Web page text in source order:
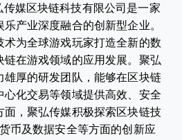
媒区块链科技有限公司是一家
产业深度融合的创新型企业。
为全球游戏玩家打造全新的数
在游戏领域的应用发展。聚弘
雄厚的研发团队，能够在区块链
化交易等领域提供高效、安全
面，聚弘传媒积极探索区块链技
币及数据安全等方面的创新应